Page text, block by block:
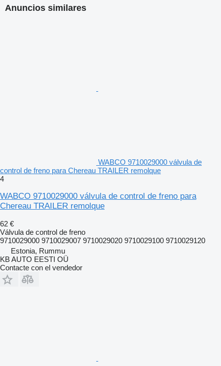
Anuncios similares
WABCO 9710029000 válvula de
control de freno para Chereau TRAILER remolque
4
WABCO 9710029000 válvula de control de freno para
Chereau TRAILER remolque
62 €
Válvula de control de freno
9710029000 9710029007 9710029020 9710029100 9710029120
Estonia, Rummu
KB AUTO EESTI OÜ
Contacte con el vendedor